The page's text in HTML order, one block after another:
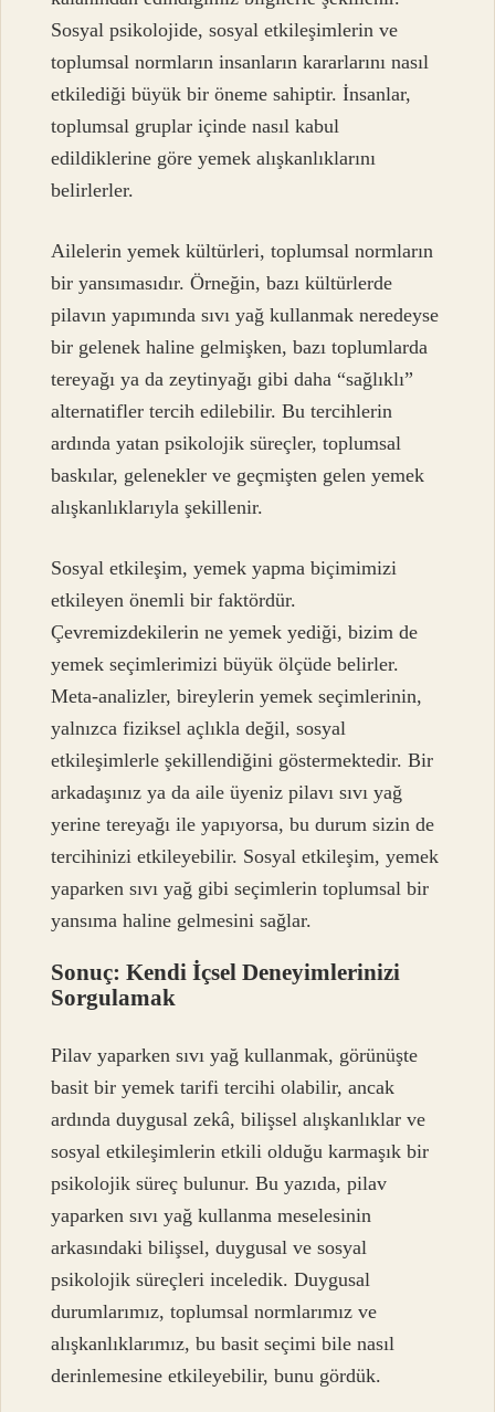
Sosyal psikolojide, sosyal etkileşimlerin ve
toplumsal normların insanların kararlarını nasıl
etkilediği büyük bir öneme sahiptir. İnsanlar,
toplumsal gruplar içinde nasıl kabul
edildiklerine göre yemek alışkanlıklarını
belirlerler.
Ailelerin yemek kültürleri, toplumsal normların
bir yansımasıdır. Örneğin, bazı kültürlerde
pilavın yapımında sıvı yağ kullanmak neredeyse
bir gelenek haline gelmişken, bazı toplumlarda
tereyağı ya da zeytinyağı gibi daha “sağlıklı”
alternatifler tercih edilebilir. Bu tercihlerin
ardında yatan psikolojik süreçler, toplumsal
baskılar, gelenekler ve geçmişten gelen yemek
alışkanlıklarıyla şekillenir.
Sosyal etkileşim, yemek yapma biçimimizi
etkileyen önemli bir faktördür.
Çevremizdekilerin ne yemek yediği, bizim de
yemek seçimlerimizi büyük ölçüde belirler.
Meta-analizler, bireylerin yemek seçimlerinin,
yalnızca fiziksel açlıkla değil, sosyal
etkileşimlerle şekillendiğini göstermektedir. Bir
arkadaşınız ya da aile üyeniz pilavı sıvı yağ
yerine tereyağı ile yapıyorsa, bu durum sizin de
tercihinizi etkileyebilir. Sosyal etkileşim, yemek
yaparken sıvı yağ gibi seçimlerin toplumsal bir
yansıma haline gelmesini sağlar.
Sonuç: Kendi İçsel Deneyimlerinizi
Sorgulamak
Pilav yaparken sıvı yağ kullanmak, görünüşte
basit bir yemek tarifi tercihi olabilir, ancak
ardında duygusal zekâ, bilişsel alışkanlıklar ve
sosyal etkileşimlerin etkili olduğu karmaşık bir
psikolojik süreç bulunur. Bu yazıda, pilav
yaparken sıvı yağ kullanma meselesinin
arkasındaki bilişsel, duygusal ve sosyal
psikolojik süreçleri inceledik. Duygusal
durumlarımız, toplumsal normlarımız ve
alışkanlıklarımız, bu basit seçimi bile nasıl
derinlemesine etkileyebilir, bunu gördük.